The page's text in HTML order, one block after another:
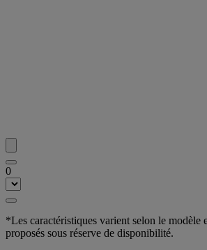
0
*Les caractéristiques varient selon le modèle
proposés sous réserve de disponibilité.